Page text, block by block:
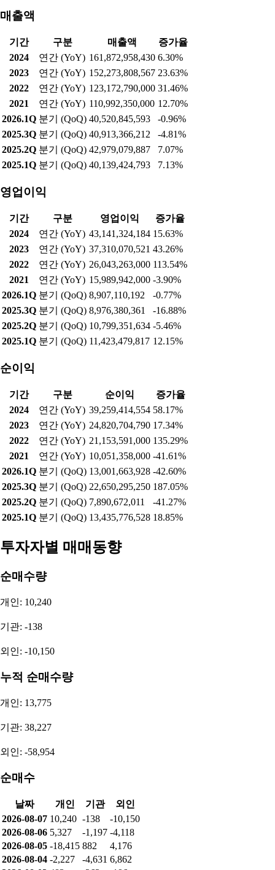
매출액
기간 구분 매출액
증가율
2024
연간 (YoY) 161,872,958,430 6.30%
2023
연간 (YoY) 152,273,808,567 23.63%
2022
연간 (YoY) 123,172,790,000 31.46%
2021
연간 (YoY) 110,992,350,000 12.70%
2026.1Q 분기 (QoQ) 40,520,845,593
-0.96%
2025.3Q 분기 (QoQ) 40,913,366,212
-4.81%
2025.2Q 분기 (QoQ) 42,979,079,887
7.07%
2025.1Q 분기 (QoQ) 40,139,424,793 7.13%
영업이익
기간 구분 영업이익
증가율
2024
연간 (YoY) 43,141,324,184 15.63%
2023
연간 (YoY) 37,310,070,521 43.26%
2022
연간 (YoY) 26,043,263,000 113.54%
2021
연간 (YoY) 15,989,942,000 -3.90%
2026.1Q 분기 (QoQ) 8,907,110,192
-0.77%
2025.3Q 분기 (QoQ) 8,976,380,361
-16.88%
2025.2Q 분기 (QoQ) 10,799,351,634 -5.46%
2025.1Q 분기 (QoQ) 11,423,479,817 12.15%
순이익
기간 구분 순이익
증가율
2024
연간 (YoY) 39,259,414,554 58.17%
2023
연간 (YoY) 24,820,704,790 17.34%
2022
연간 (YoY) 21,153,591,000 135.29%
2021
연간 (YoY) 10,051,358,000 -41.61%
2026.1Q 분기 (QoQ) 13,001,663,928 -42.60%
2025.3Q 분기 (QoQ) 22,650,295,250 187.05%
2025.2Q 분기 (QoQ) 7,890,672,011
-41.27%
2025.1Q 분기 (QoQ) 13,435,776,528 18.85%
투자자별 매매동향
순매수량
개인: 10,240
기관: -138
외인: -10,150
누적 순매수량
개인: 13,775
기관: 38,227
외인: -58,954
순매수
날짜 개인 기관
외인
2026-08-07 10,240 -138
-10,150
2026-08-06 5,327 -1,197 -4,118
2026-08-05 -18,415 882
4,176
2026-08-04 -2,227 -4,631 6,862